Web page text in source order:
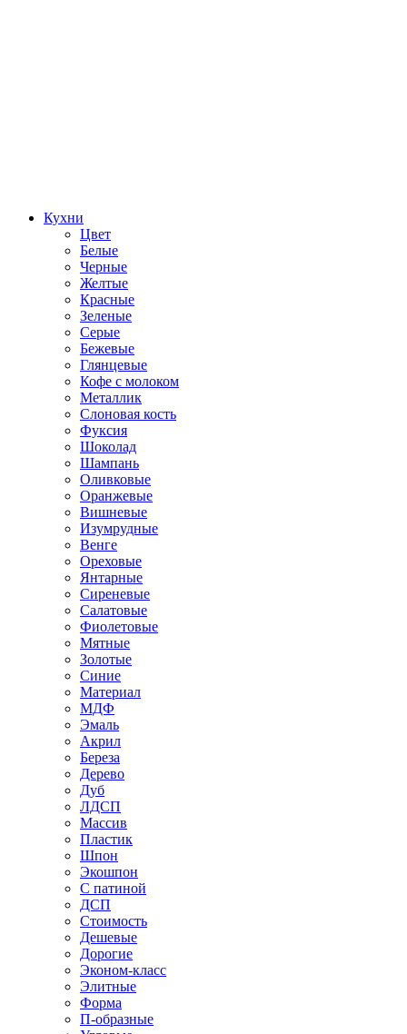
Кухни
Цвет
Белые
Черные
Желтые
Красные
Зеленые
Серые
Бежевые
Глянцевые
Кофе с молоком
Металлик
Слоновая кость
Фуксия
Шоколад
Шампань
Оливковые
Оранжевые
Вишневые
Изумрудные
Венге
Ореховые
Янтарные
Сиреневые
Салатовые
Фиолетовые
Мятные
Золотые
Синие
Материал
МДФ
Эмаль
Акрил
Береза
Дерево
Дуб
ЛДСП
Массив
Пластик
Шпон
Экошпон
С патиной
ДСП
Стоимость
Дешевые
Дорогие
Эконом-класс
Элитные
Форма
П-образные